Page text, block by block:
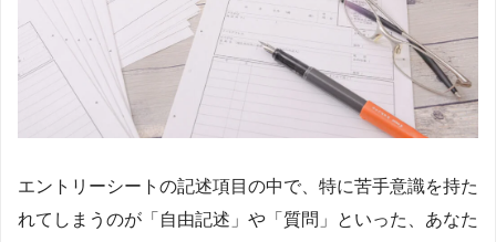
エントリーシートの記述項目の中で、特に苦手意識を持た
れてしまうのが「自由記述」や「質問」といった、あなた